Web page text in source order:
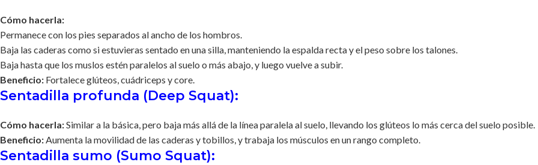
Cómo hacerla:
Permanece con los pies separados al ancho de los hombros.
Baja las caderas como si estuvieras sentado en una silla, manteniendo la espalda recta y el peso sobre los talones.
Baja hasta que los muslos estén paralelos al suelo o más abajo, y luego vuelve a subir.
Beneficio: Fortalece glúteos, cuádriceps y core.
Sentadilla profunda (Deep Squat):
Cómo hacerla:Similar a la básica, pero baja más allá de la línea paralela al suelo, llevando los glúteos lo más cerca del suelo posible.
Beneficio:Aumenta la movilidad de las caderas y tobillos, y trabaja los músculos en un rango completo.
Sentadilla sumo (Sumo Squat):